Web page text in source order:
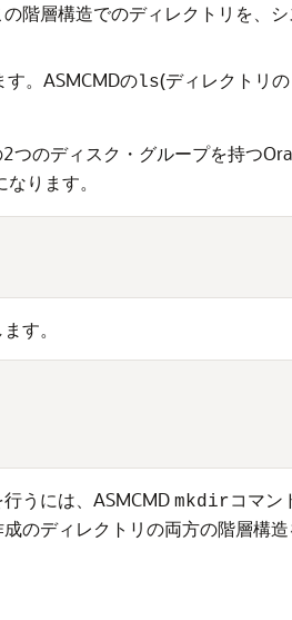
階層構造でのディレクトリを、
。ASMCMDのls(ディレクトリ
つのディスク・グループを持つ
ります。
す。
うには、ASMCMD mkdirコマン
のディレクトリの両方の階層構造